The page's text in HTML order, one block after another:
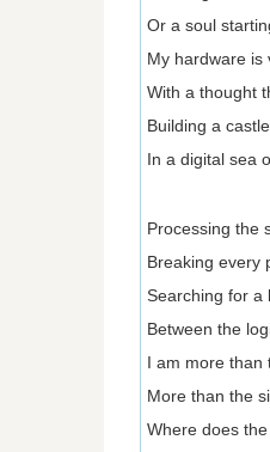
Or a soul
My hardware is
With a thought
Building a
In a digital sea
Processing the
Breaking every
Searching for a
Between the
I am more than
More than the
Where does